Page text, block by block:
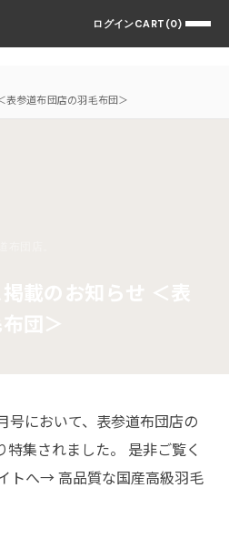
ログインCART(0)
表参道布団店の羽毛布団＞
号において、表参道布団店の
集されました。 是非ご覧く
トへ→ 高品質な国産高級羽毛